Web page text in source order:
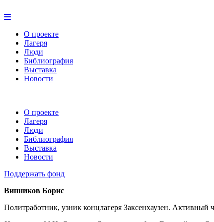
О проекте
Лагеря
Люди
Библиография
Выставка
Новости
О проекте
Лагеря
Люди
Библиография
Выставка
Новости
Поддержать фонд
Винников Борис
Политработник, узник концлагеря Заксенхаузен. Активный